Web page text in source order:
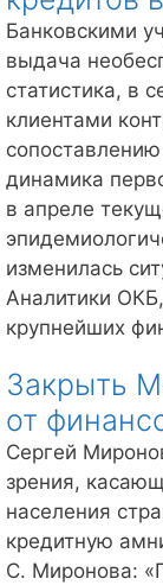
Банковскими
выдача
статистика, в
клиентами
динамика
в апреле
изменилась
Аналитики
крупнейших
Закрыть
от
Сергей
зрения,
населения
кредитную
С. Миронова: